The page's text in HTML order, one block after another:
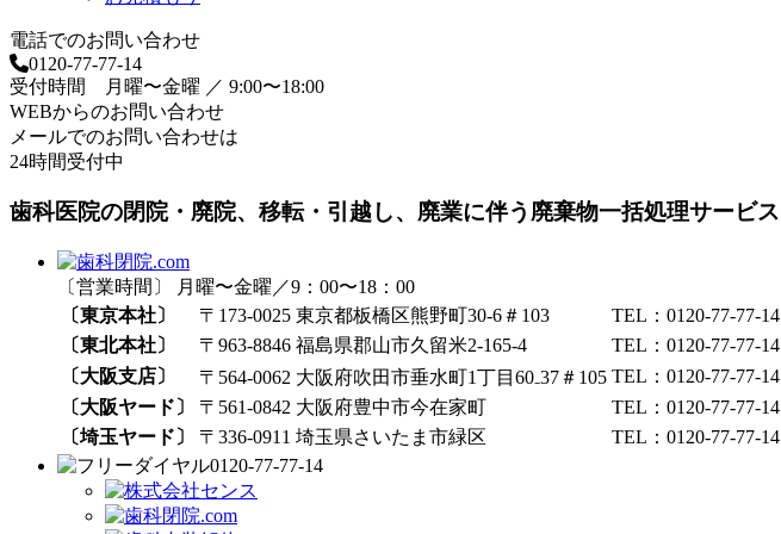
電話でのお問い合わせ
0120-77-77-14
受付時間 月曜〜金曜 ／ 9:00〜18:00
WEBからのお問い合わせ
メールでのお問い合わせは
24時間受付中
歯科医院の閉院・廃院、移転・引越し、廃業に伴う廃棄物一括処理サービス
〔営業時間〕 月曜〜金曜／9：00〜18：00
〔東京本社〕
〒173-0025 東京都板橋区熊野町30-6＃103
TEL：0120-77-77-14
〔東北本社〕
〒963-8846 福島県郡山市久留米2-165-4
TEL：0120-77-77-14
〔大阪支店〕
〒564-0062 大阪府吹田市垂水町1丁目60₋37＃105 TEL：0120-77-77-14
〔大阪ヤード〕
〒561-0842 大阪府豊中市今在家町
TEL：0120-77-77-14
〔埼玉ヤード〕
〒336-0911 埼玉県さいたま市緑区
TEL：0120-77-77-14
0120-77-77-14